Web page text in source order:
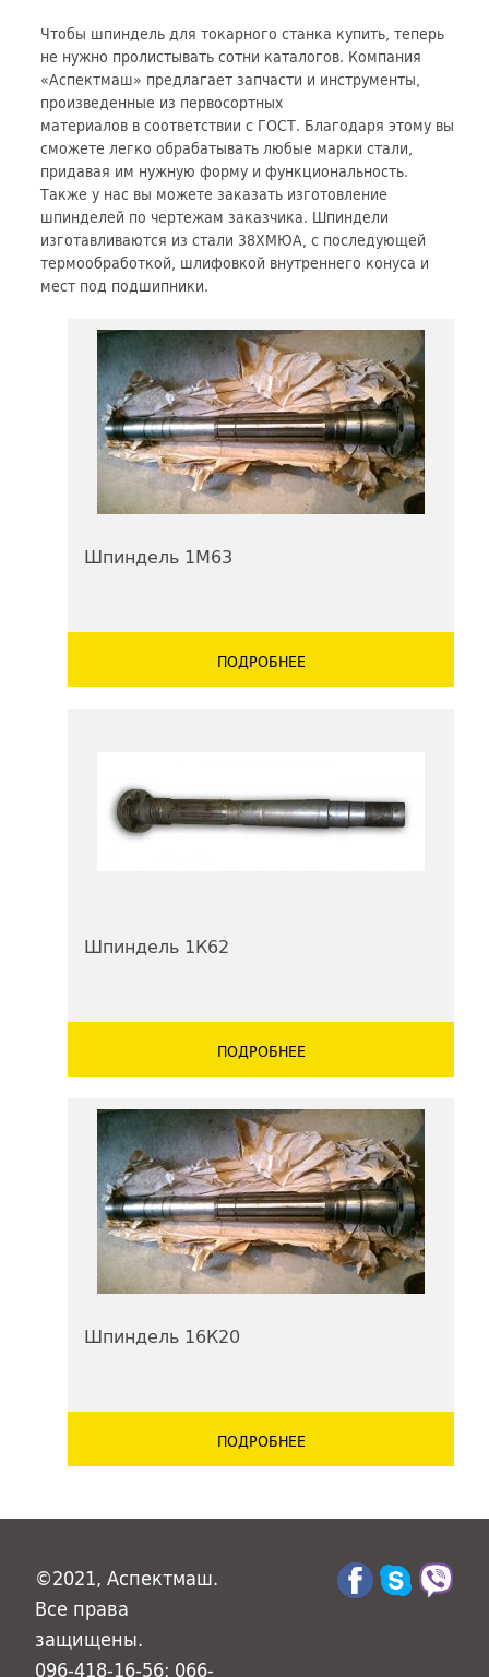
Чтобы шпиндель для токарного станка купить, теперь
не нужно пролистывать сотни каталогов. Компания
«Аспектмаш» предлагает запчасти и инструменты,
произведенные из первосортных
материалов в соответствии с ГОСТ. Благодаря этому вы
сможете легко обрабатывать любые марки стали,
придавая им нужную форму и функциональность.
Также у нас вы можете заказать изготовление
шпинделей по чертежам заказчика. Шпиндели
изготавливаются из стали 38ХМЮА, с последующей
термообработкой, шлифовкой внутреннего конуса и
мест под подшипники.
Шпиндель 1М63
ПОДРОБНЕЕ
Шпиндель 1К62
ПОДРОБНЕЕ
Шпиндель 16К20
ПОДРОБНЕЕ
©2021, Аспектмаш.
Все права
защищены.
096-418-16-56; 066-